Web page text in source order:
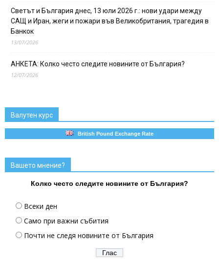
Светът и България днес, 13 юли 2026 г.: нови удари между
САЩ и Иран, жеги и пожари във Великобритания, трагедия в
Банкок
13/07/2026
АНКЕТА: Колко често следите новините от България?
12/07/2026
Валутен курс
British Pound Exchange Rate
Вашето мнение?
Колко често следите новините от България?
Всеки ден
Само при важни събития
Почти не следя новините от България